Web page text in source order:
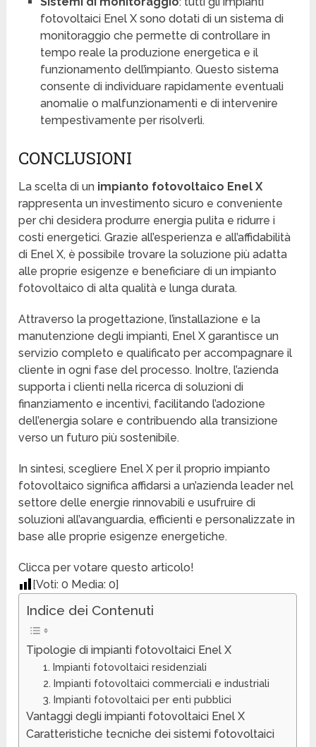
fotovoltaici Enel X sono dotati di un sistema di
monitoraggio che permette di controllare in
tempo reale la produzione energetica e il
funzionamento dell’impianto. Questo sistema
consente di individuare rapidamente eventuali
anomalie o malfunzionamenti e di intervenire
tempestivamente per risolverli.
CONCLUSIONI
La scelta di un impianto fotovoltaico Enel X
rappresenta un investimento sicuro e conveniente
per chi desidera produrre energia pulita e ridurre i
costi energetici. Grazie all’esperienza e all’affidabilità
di Enel X, è possibile trovare la soluzione più adatta
alle proprie esigenze e beneficiare di un impianto
fotovoltaico di alta qualità e lunga durata.
Attraverso la progettazione, l’installazione e la
manutenzione degli impianti, Enel X garantisce un
servizio completo e qualificato per accompagnare il
cliente in ogni fase del processo. Inoltre, l’azienda
supporta i clienti nella ricerca di soluzioni di
finanziamento e incentivi, facilitando l’adozione
dell’energia solare e contribuendo alla transizione
verso un futuro più sostenibile.
In sintesi, scegliere Enel X per il proprio impianto
fotovoltaico significa affidarsi a un’azienda leader nel
settore delle energie rinnovabili e usufruire di
soluzioni all’avanguardia, efficienti e personalizzate in
base alle proprie esigenze energetiche.
Clicca per votare questo articolo!
[Voti:0 Media:0]
Indice dei Contenuti
Tipologie di impianti fotovoltaici Enel X
1. Impianti fotovoltaici residenziali
2. Impianti fotovoltaici commerciali e industriali
3. Impianti fotovoltaici per enti pubblici
Vantaggi degli impianti fotovoltaici Enel X
Caratteristiche tecniche dei sistemi fotovoltaici